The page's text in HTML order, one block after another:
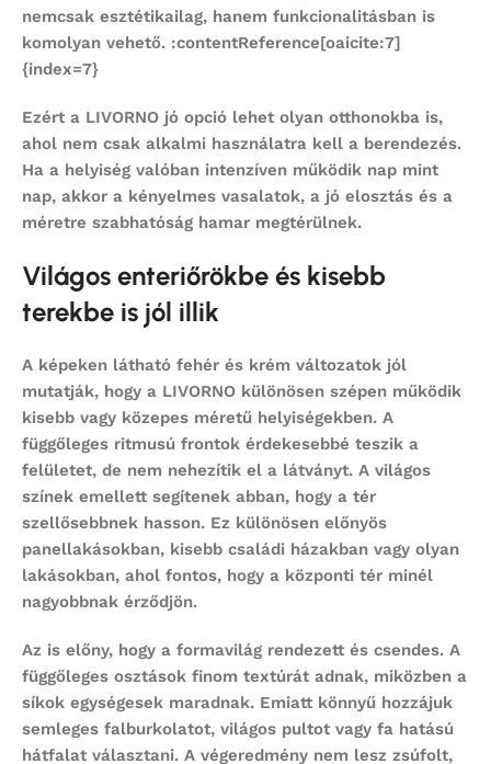
nemcsak esztétikailag, hanem funkcionalitásban is
komolyan vehető. :contentReference[oaicite:7]
{index=7}
Ezért a LIVORNO jó opció lehet olyan otthonokba is,
ahol nem csak alkalmi használatra kell a berendezés.
Ha a helyiség valóban intenzíven működik nap mint
nap, akkor a kényelmes vasalatok, a jó elosztás és a
méretre szabhatóság hamar megtérülnek.
Világos enteriőrökbe és kisebb
terekbe is jól illik
A képeken látható fehér és krém változatok jól
mutatják, hogy a LIVORNO különösen szépen működik
kisebb vagy közepes méretű helyiségekben. A
függőleges ritmusú frontok érdekesebbé teszik a
felületet, de nem nehezítik el a látványt. A világos
színek emellett segítenek abban, hogy a tér
szellősebbnek hasson. Ez különösen előnyös
panellakásokban, kisebb családi házakban vagy olyan
lakásokban, ahol fontos, hogy a központi tér minél
nagyobbnak érződjön.
Az is előny, hogy a formavilág rendezett és csendes. A
függőleges osztások finom textúrát adnak, miközben a
síkok egységesek maradnak. Emiatt könnyű hozzájuk
semleges falburkolatot, világos pultot vagy fa hatású
hátfalat választani. A végeredmény nem lesz zsúfolt,